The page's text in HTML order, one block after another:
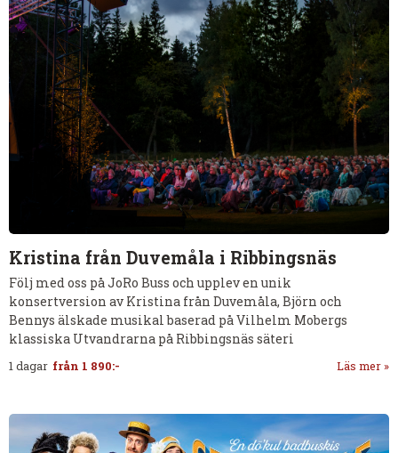
Kristina från Duvemåla i Ribbingsnäs
Följ med oss på JoRo Buss och upplev en unik
konsertversion av Kristina från Duvemåla, Björn och
Bennys älskade musikal baserad på Vilhelm Mobergs
klassiska Utvandrarna på Ribbingsnäs säteri
1 dagar från 1 890:- Läs mer